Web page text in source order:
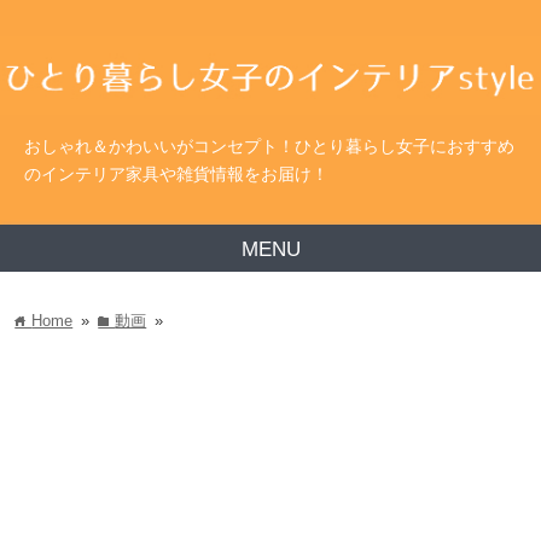
おしゃれ＆かわいいがコンセプト！ひとり暮らし女子におすすめ
のインテリア家具や雑貨情報をお届け！
MENU
home Home » folder動画 »